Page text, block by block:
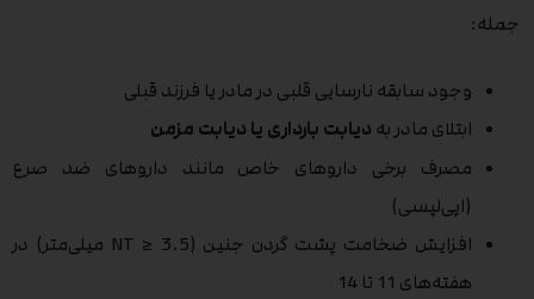
جمله:
وجود سابقه نارسایی قلبی در مادر یا فرزند قبلی
ابتلای مادر به دیابت بارداری یا دیابت مزمن
مصرف برخی داروهای خاص مانند داروهای ضد صرع
(اپی‌لپسی)
افزایش ضخامت پشت گردن جنین (NT ≥ 3.5 میلی‌متر) در
هفته‌های 11 تا 14